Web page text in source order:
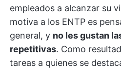
empleados a alcanzar su
motiva a los ENTP es
general, y no les gustan
repetitivas. Como
tareas a quienes se